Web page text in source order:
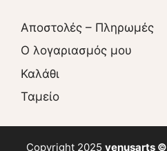
Αποστολές – Πληρωμές
O λογαριασμός μου
Καλάθι
Ταμείο
Copyright 2025 venusarts ©